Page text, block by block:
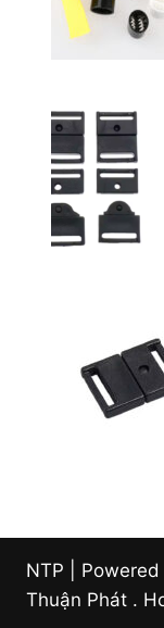
NTP | Powered
Thuận Phát .